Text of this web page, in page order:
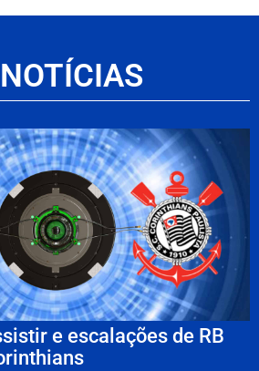
e escalações de RB